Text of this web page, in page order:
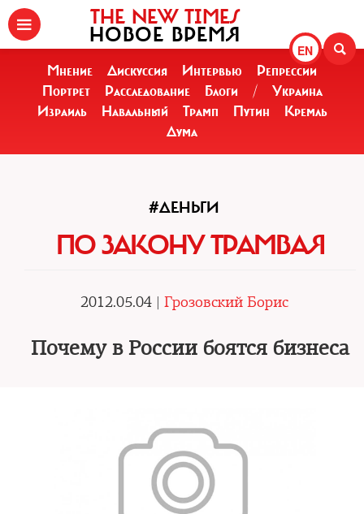
EN
THE NEW TIMES
НОВОЕ ВРЕМЯ
Мнение Дискуссия Интервью
Репрессии
Портрет
Расследование Блоги /
Украина
Израиль
Навальный Трамп Путин
Кремль
Дума
#ДЕНЬГИ
ПО ЗАКОНУ ТРАМВАЯ
2012.05.04 | Грозовский Борис
Почему в России боятся бизнеса